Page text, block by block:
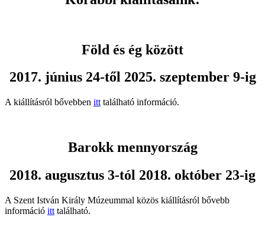
Föld és ég között
2017. június 24-től 2025. szeptember 9-ig
A kiállításról bővebben itt található információ.
Barokk mennyország
2018. augusztus 3-tól 2018. október 23-ig
A Szent István Király Múzeummal közös kiállításról bővebb
információ itt található.